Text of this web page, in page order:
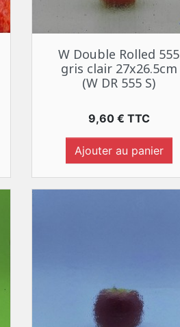
Aperçu rapide
W Double Rolled 555
gris clair 27x26.5cm
(W DR 555 S)
Prix
9,60 € TTC
Ajouter au panier